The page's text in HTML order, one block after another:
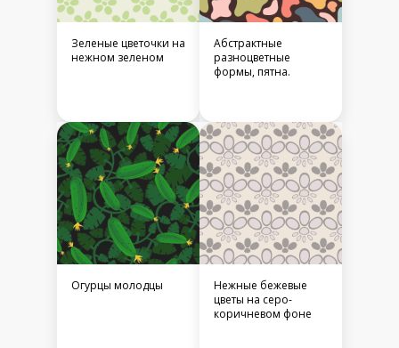
Зеленые цветочки на
нежном зеленом
Абстрактные
разноцветные
формы, пятна.
Огурцы молодцы
Нежные бежевые
цветы на серо-
коричневом фоне